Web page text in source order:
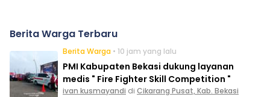
Berita Warga Terbaru
Berita Warga • 10 jam yang lalu
PMI Kabupaten Bekasi dukung layanan
medis " Fire Fighter Skill Competition "
ivan kusmayandi di Cikarang Pusat, Kab. Bekasi